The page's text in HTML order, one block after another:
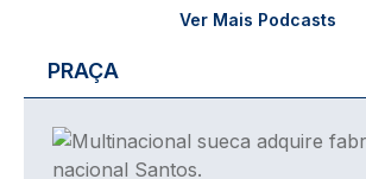
Ver Mais Podcasts
PRAÇA
Imagem